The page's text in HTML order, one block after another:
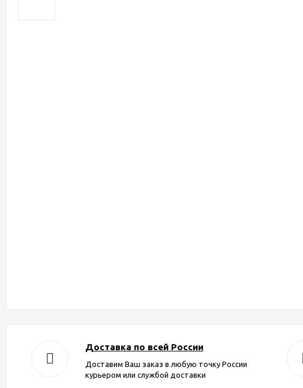
Доставка по всей России
Доставим Ваш заказ в любую точку России
курьером или службой доставки